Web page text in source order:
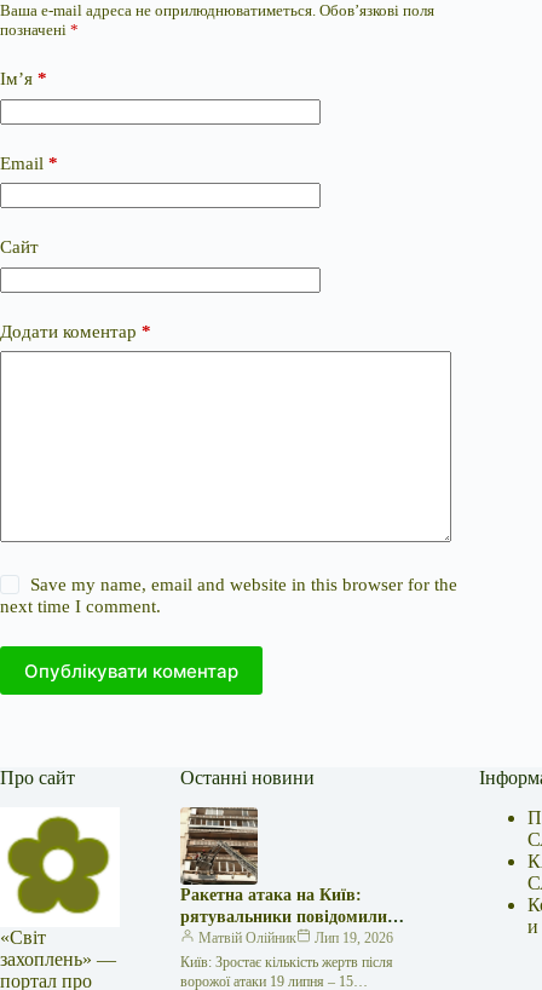
Ваша e-mail адреса не оприлюднюватиметься. Обов’язкові поля
позначені *
Ім’я *
Email *
Сайт
Додати коментар *
Save my name, email and website in this browser for the
next time I comment.
Опублікувати коментар
Про сайт
«Світ
захоплень» —
портал про
Останні новини
Ракетна атака на Київ:
рятувальники повідомили
про 15 поранених
Матвій Олійник
Лип 19, 2026
Київ: Зростає кількість жертв після
ворожої атаки 19 липня – 15
и